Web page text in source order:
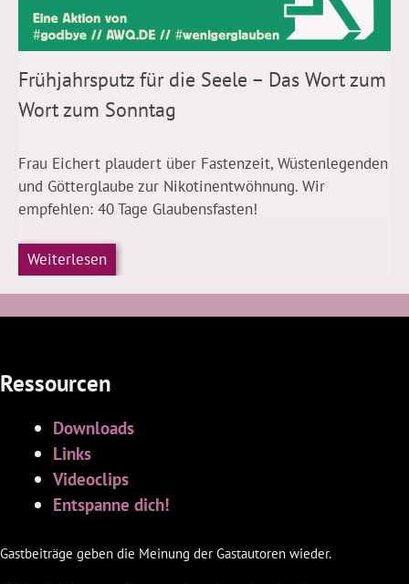
Frühjahrsputz für die Seele – Das Wort zum
Wort zum Sonntag
Frau Eichert plaudert über Fastenzeit, Wüstenlegenden
und Götterglaube zur Nikotinentwöhnung. Wir
empfehlen: 40 Tage Glaubensfasten!
Weiterlesen
Ressourcen
Downloads
Links
Videoclips
Entspanne dich!
Gastbeiträge geben die Meinung der Gastautoren wieder.